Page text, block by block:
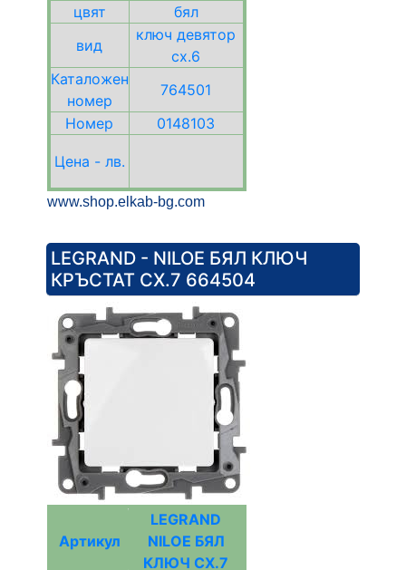
цвят
бял
вид
ключ девятор
сх.6
Каталожен
номер
764501
Номер
0148103
Цена - лв.
www.shop.elkab-bg.com
LEGRAND - NILOE БЯЛ КЛЮЧ
КРЪСТАТ СХ.7 664504
Артикул
LEGRAND
NILOE БЯЛ
КЛЮЧ СХ.7